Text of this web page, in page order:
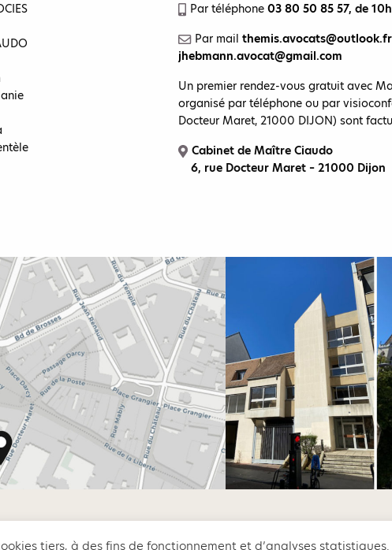
Par téléphone 03 80 50 85 57, de
Par mail themis.avocats@outlook.fr
jhebmann.avocat@gmail.com
Un premier rendez-vous gratuit avec
organisé par téléphone ou par
Docteur Maret, 21000 DIJON) sont
Cabinet de Maître Ciaudo
6, rue Docteur Maret – 21000 Dijon
tiers, à des fins de fonctionnement et d’analyses statistiques.